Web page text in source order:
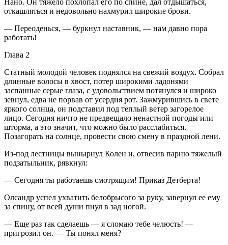
откашляться и недовольно нахмурил широкие брови.
— Переоденься, — буркнул наставник, — нам давно пора
работать!
Глава 2
Статный молодой человек поднялся на свежий воздух. Собрал
длинные волосы в хвост, потер широкими ладонями
заспанные серые глаза, с удовольствием потянулся и широко
зевнул, едва не порвав от усердия рот. Зажмурившись в свете
яркого солнца, он подставил под теплый ветер загорелое
лицо. Сегодня ничто не предвещало ненастной погоды или
шторма, а это значит, что можно было расслабиться.
Позагорать на солнце, провести свою смену в праздной лени.
Из-под лестницы вынырнул Колен и, отвесив парню тяжелый
подзатыльник, рявкнул:
— Сегодня ты работаешь смотрящим! Приказ Детберта!
Олсандр успел ухватить белобрысого за руку, завернул ее ему
за спину, от всей души пнул в зад ногой.
— Еще раз так сделаешь — я сломаю тебе челюсть! —
пригрозил он. — Ты понял меня?